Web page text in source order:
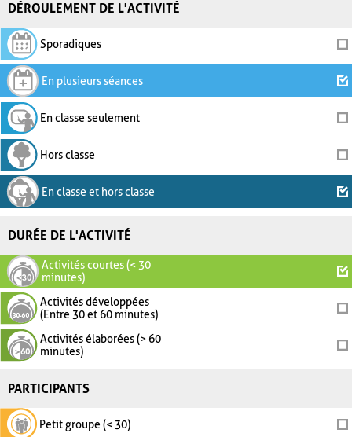
DÉROULEMENT DE L'ACTIVITÉ
Sporadiques
En plusieurs séances
En classe seulement
Hors classe
En classe et hors classe
DURÉE DE L'ACTIVITÉ
Activités courtes (< 30
minutes)
Activités développées
(Entre 30 et 60 minutes)
Activités élaborées (> 60
minutes)
PARTICIPANTS
Petit groupe (< 30)